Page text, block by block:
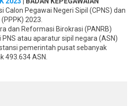
Pegawai Negeri Sipil (CPNS) dan
2023.
dan Reformasi Birokrasi (PANRB)
atau aparatur sipil negara (ASN)
pemerintah pusat sebanyak
493.634 ASN.